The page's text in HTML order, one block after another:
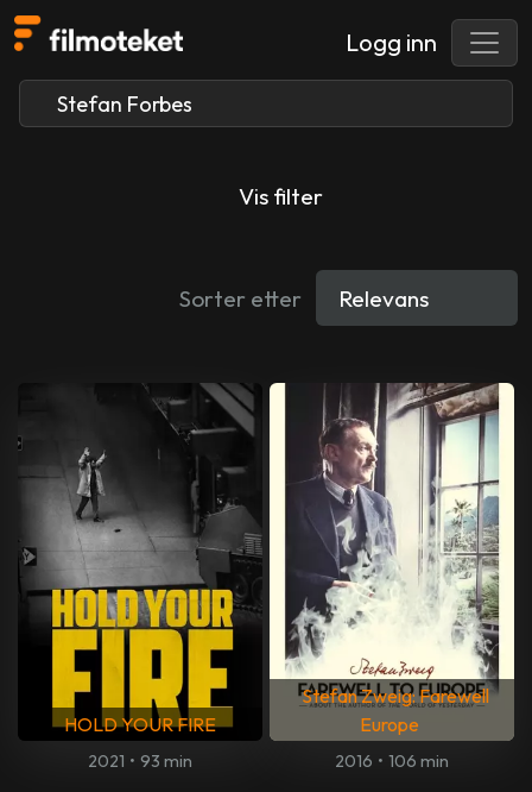
Logg inn
Vis filter
Sorter etter
HOLD YOUR FIRE
2021 • 93 min
Stefan Zweig: Farewell
Europe
2016 • 106 min